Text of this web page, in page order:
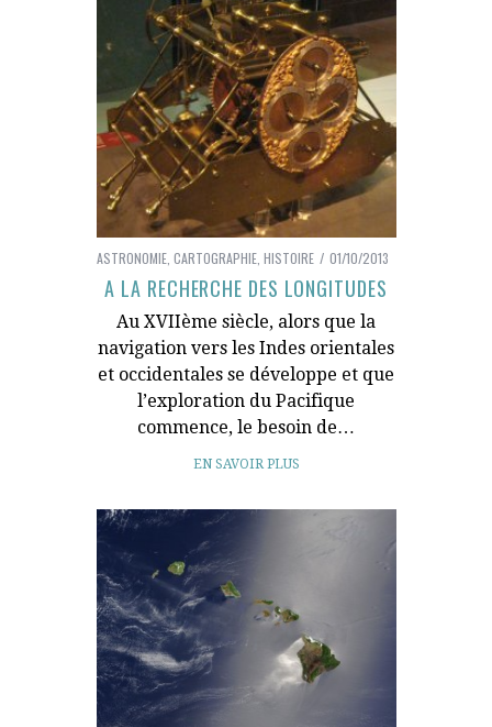
ASTRONOMIE, CARTOGRAPHIE, HISTOIRE 01/10/2013
A LA RECHERCHE DES LONGITUDES
Au XVIIème siècle, alors que la
navigation vers les Indes orientales
et occidentales se développe et que
l’exploration du Pacifique
commence, le besoin de…
EN SAVOIR PLUS